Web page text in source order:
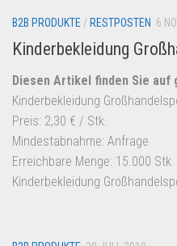
B2B PRODUKTE / RESTPOSTEN 6
Kinderbekleidung
Diesen Artikel finden Sie auf
Kinderbekleidung
Preis: 2,30 € / Stk.
Mindestabnahme: Anfrage
Erreichbare Menge: 15.000 Stk.
Kinderbekleidung